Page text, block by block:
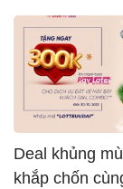
Deal khủng
khắp chốn